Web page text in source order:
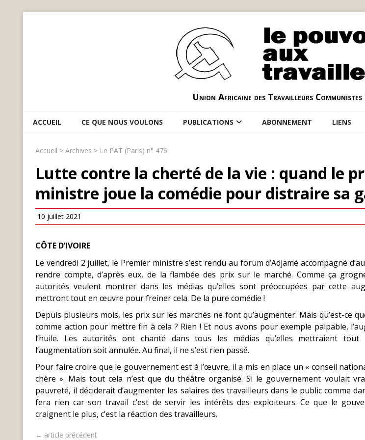
Union Africaine des Travailleurs
ACCUEIL CE QUE NOUS VOULONS PUBLICATIONS ABONNEMENT LIENS
Accueil > Archives > Le PAT (Paris) n° 476
Lutte contre la cherté de la vie : quand le
ministre joue la comédie pour distraire sa
10 juillet 2021
CÔTE D’IVOIRE
Le vendredi 2 juillet, le Premier ministre s’est rendu au forum d’Adjamé accompagné
rendre compte, d’après eux, de la flambée des prix sur le marché. Comme ça
autorités veulent montrer dans les médias qu’elles sont préoccupées par cette
mettront tout en œuvre pour freiner cela. De la pure comédie !
Depuis plusieurs mois, les prix sur les marchés ne font qu’augmenter. Mais qu’est-ce
comme action pour mettre fin à cela ? Rien ! Et nous avons pour exemple palpable,
l’huile. Les autorités ont chanté dans tous les médias qu’elles mettraient
l’augmentation soit annulée. Au final, il ne s’est rien passé.
Pour faire croire que le gouvernement est à l’œuvre, il a mis en place un « conseil
chère ». Mais tout cela n’est que du théâtre organisé. Si le gouvernement voulait
pauvreté, il déciderait d’augmenter les salaires des travailleurs dans le public comme
fera rien car son travail c’est de servir les intérêts des exploiteurs. Ce que le
craignent le plus, c’est la réaction des travailleurs.
← article précédent